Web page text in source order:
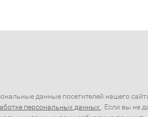
данные посетителей нашего
персональных данных
. Если вы не